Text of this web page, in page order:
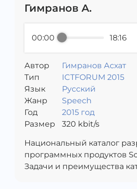
Гимранов А.
00:00 18:16
Автор
Гимранов Асхат
Тип
ICTFORUM 2015
Язык
Русский
Жанр
Speech
Год
2015 год
Размер
320 kbit/s
Национальный каталог
программных продуктов
Задачи и преимущества